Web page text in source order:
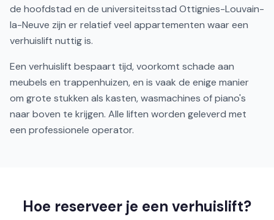
de hoofdstad en de universiteitsstad Ottignies-Louvain-
la-Neuve zijn er relatief veel appartementen waar een
verhuislift nuttig is.
Een verhuislift bespaart tijd, voorkomt schade aan
meubels en trappenhuizen, en is vaak de enige manier
om grote stukken als kasten, wasmachines of piano's
naar boven te krijgen. Alle liften worden geleverd met
een professionele operator.
Hoe reserveer je een verhuislift?